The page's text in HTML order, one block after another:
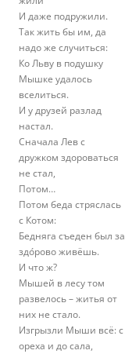
И даже подружили.
Так жить бы им, да
надо же случиться:
Ко Льву в подушку
Мышке удалось
вселиться.
И у друзей разлад
настал.
Сначала Лев с
дружком здороваться
не стал,
Потом…
Потом беда стряслась
с Котом:
Бедняга съеден был за
здо́рово живёшь.
И что ж?
Мышей в лесу том
развелось – житья от
них не стало.
Изгрызли Мыши всё: с
ореха и до сала,